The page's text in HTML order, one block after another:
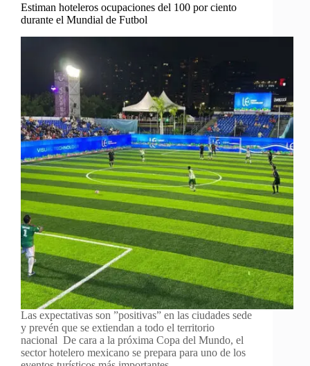
Estiman hoteleros ocupaciones del 100 por ciento
durante el Mundial de Futbol
Las expectativas son ”positivas” en las ciudades sede
y prevén que se extiendan a todo el territorio
nacional De cara a la próxima Copa del Mundo, el
sector hotelero mexicano se prepara para uno de los